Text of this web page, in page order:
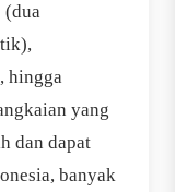
(dua
hingga
yang
dan dapat
banyak